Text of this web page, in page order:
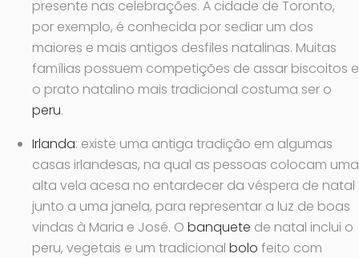
presente nas celebrações. A cidade de Toronto,
por exemplo, é conhecida por sediar um dos
maiores e mais antigos desfiles natalinas. Muitas
famílias possuem competições de assar biscoitos e
o prato natalino mais tradicional costuma ser o
peru.
Irlanda: existe uma antiga tradição em algumas
casas irlandesas, na qual as pessoas colocam uma
alta vela acesa no entardecer da véspera de natal
junto a uma janela, para representar a luz de boas
vindas à Maria e José. O banquete de natal inclui o
peru, vegetais e um tradicional bolo feito com